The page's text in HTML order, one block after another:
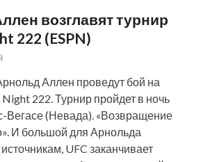
возглавят турнир
222 (ESPN)
Аллен проведут бой на
222. Турнир пройдет в ночь
Вегасе (Невада). «Возвращение
И большой для Арнольда
UFC заканчивает